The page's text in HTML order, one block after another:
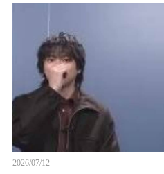
2026/07/12